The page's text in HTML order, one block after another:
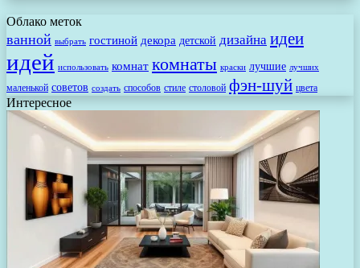
Облако меток
ванной выбрать гостиной декора детской дизайна идеи
идей использовать комнат комнаты краски лучшие лучших
маленькой советов создать способов стиле столовой фэн-шуй цвета
Интересное